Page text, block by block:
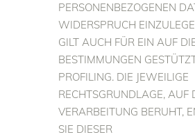
PERSONENBEZOGENEN
WIDERSPRUCH
GILT AUCH FÜR EIN AUF
BESTIMMUNGEN
PROFILING. DIE JEWEILIGE
RECHTSGRUNDLAGE, AUF
VERARBEITUNG BERUHT,
SIE DIESER